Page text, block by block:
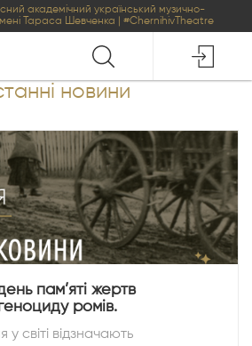
академічний український музично-
Тараса Шевченка | #ChernihivTheatre
новини
пам’яті жертв
ромів.
світі відзначають